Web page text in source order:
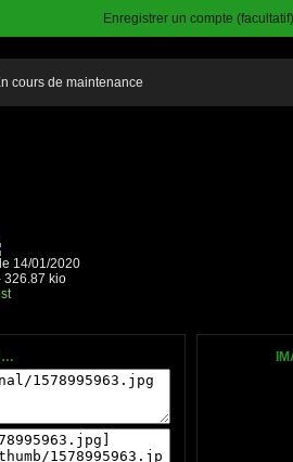
Enregistrer un compte (facultatif)
cours de maintenance
14/01/2020
326.87 kio